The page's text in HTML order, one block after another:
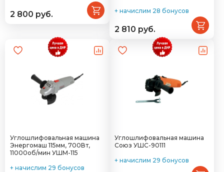
2 800 руб.
+ начислим 28 бонусов
2 810 руб.
Углошлифовальная машина
Энергомаш 115мм, 700Вт,
11000об/мин УШМ-115
+ начислим 29 бонусов
Углошлифовальная машина
Союз УШС-90111
+ начислим 29 бонусов